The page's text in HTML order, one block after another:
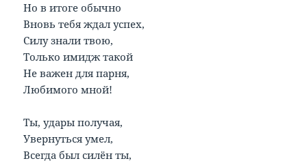
Но в итоге обычно
Вновь тебя ждал успех,
Силу знали твою,
Только имидж такой
Не важен для парня,
Любимого мной!
Ты, удары получая,
Увернуться умел,
Всегда был силён ты,